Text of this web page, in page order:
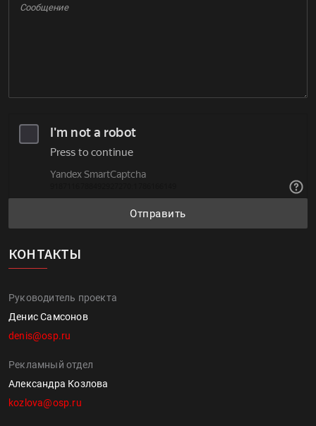
Отправить
КОНТАКТЫ
Руководитель проекта
Денис Самсонов
denis@osp.ru
Рекламный отдел
Александра Козлова
kozlova@osp.ru